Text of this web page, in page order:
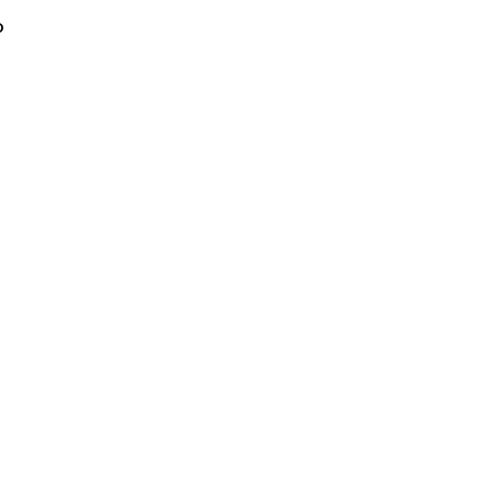
de adaptadores.
funciona con la mayoría de pianos y teclados